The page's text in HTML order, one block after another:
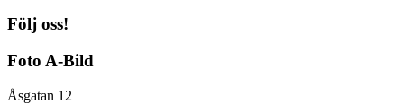
Följ oss!
Foto A-Bild
Åsgatan 12